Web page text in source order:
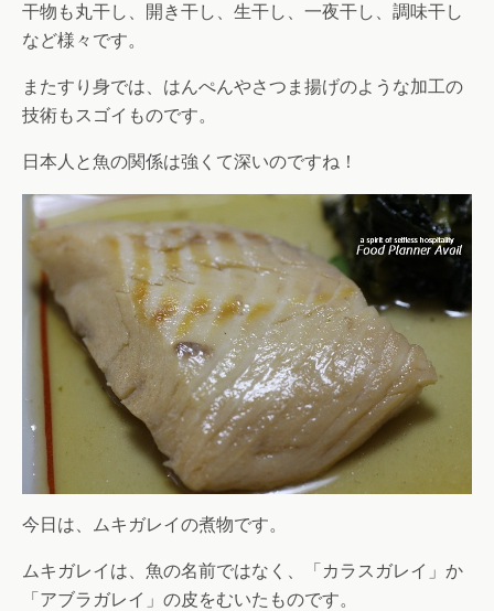
干物も丸干し、開き干し、生干し、一夜干し、調味干し
など様々です。
またすり身では、はんぺんやさつま揚げのような加工の
技術もスゴイものです。
日本人と魚の関係は強くて深いのですね！
今日は、ムキガレイの煮物です。
ムキガレイは、魚の名前ではなく、「カラスガレイ」か
「アブラガレイ」の皮をむいたものです。